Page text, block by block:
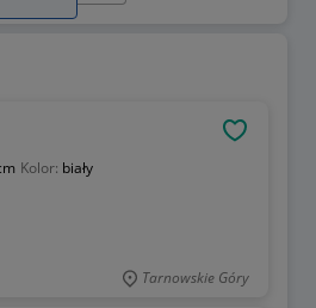
Kolor: biały
Tarnowskie Góry